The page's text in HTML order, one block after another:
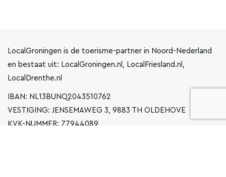
LocalGroningen is de toerisme-partner in Noord-Nederland
en bestaat uit: LocalGroningen.nl, LocalFriesland.nl,
LocalDrenthe.nl
IBAN: NL13BUNQ2043510762
VESTIGING: JENSEMAWEG 3, 9883 TH OLDEHOVE
KVK-NUMMER: 77944089